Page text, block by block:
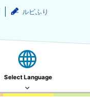
ルビふり
Select Language